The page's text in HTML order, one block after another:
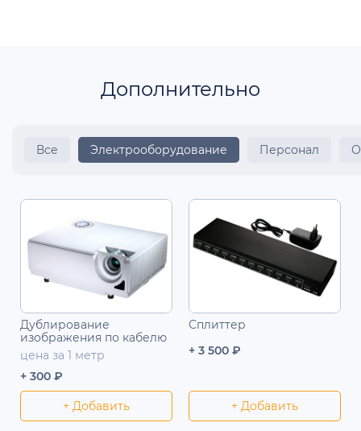
Дополнительно
Все Электрооборудование Персонал
Дублирование
изображения по кабелю
цена за 1 метр
+ 300 ₽
+ Добавить
Сплиттер
+ 3 500 ₽
+ Добавить